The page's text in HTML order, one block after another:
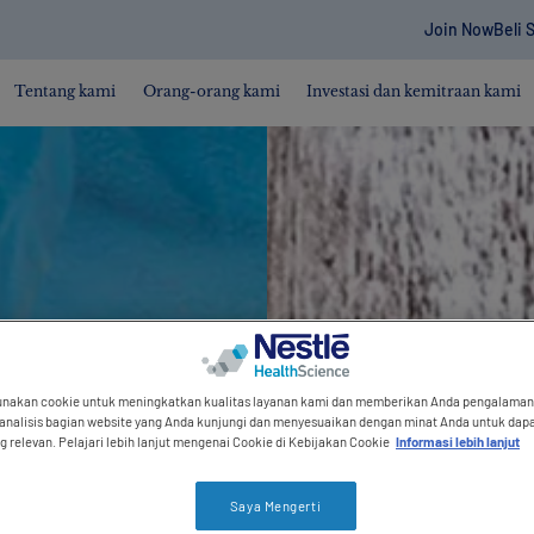
Contact
Join NowBeli
Tentang kami Orang-orang kami Investasi dan kemitraan kami
cookie untuk meningkatkan kualitas layanan kami dan memberikan Anda pengalaman
bagian website yang Anda kunjungi dan menyesuaikan dengan minat Anda untuk
relevan. Pelajari lebih lanjut mengenai Cookie di Kebijakan Cookie Informasi lebih lanjut
Saya Mengerti